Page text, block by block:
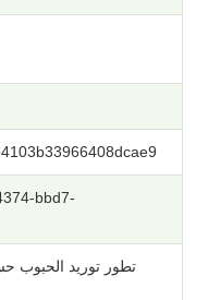
bbd7-
تطور توريد الحبوب